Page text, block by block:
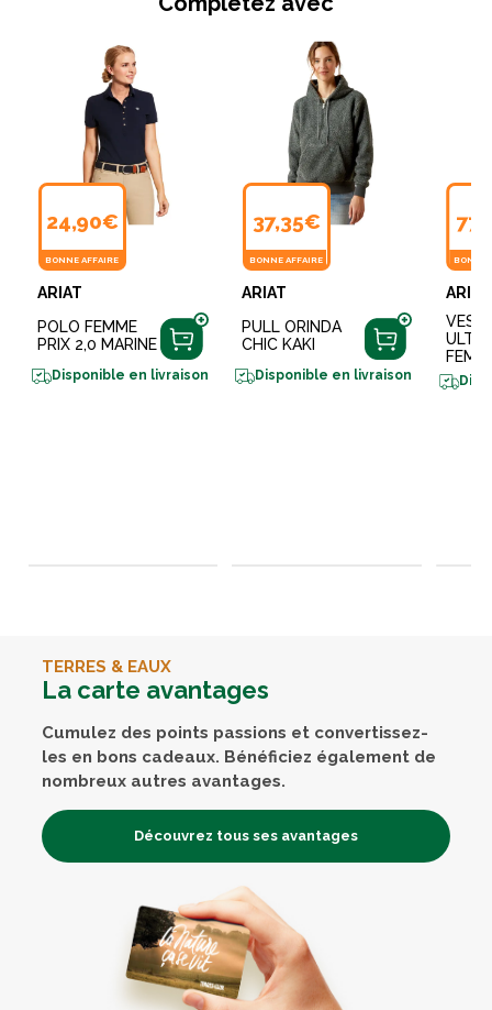
24,90€
BONNE AFFAIRE
ARIAT
POLO FEMME
PRIX 2,0 MARINE
Disponible en livraison
37,35€
BONNE AFFAIRE
ARIAT
PULL ORINDA
CHIC KAKI
Disponible en livraison
BONNE
ARIAT
TERRES & EAUX
La carte avantages
Cumulez des points passions et convertissez-
les en bons cadeaux. Bénéficiez également de
nombreux autres avantages.
Découvrez tous ses avantages